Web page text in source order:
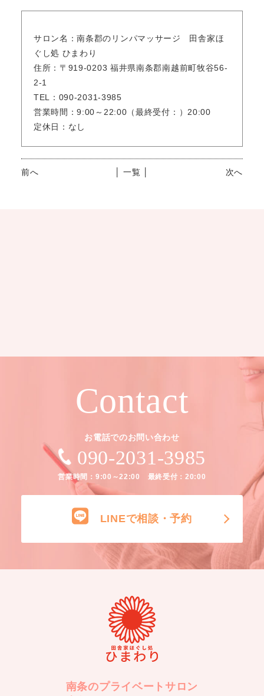
サロン名：南条郡のリンパマッサージ 田舎家ほ
ぐし処 ひまわり
住所：〒919-0203 福井県南条郡南越前町牧谷56-
2-1
TEL：090-2031-3985
営業時間：9:00～22:00（最終受付：）20:00
定休日：なし
前へ 次へ
│ 一覧 │
Contact
お電話でのお問い合わせ
090-2031-3985
営業時間：9:00～22:00 最終受付：20:00
LINEで相談・予約
南条のプライベートサロン